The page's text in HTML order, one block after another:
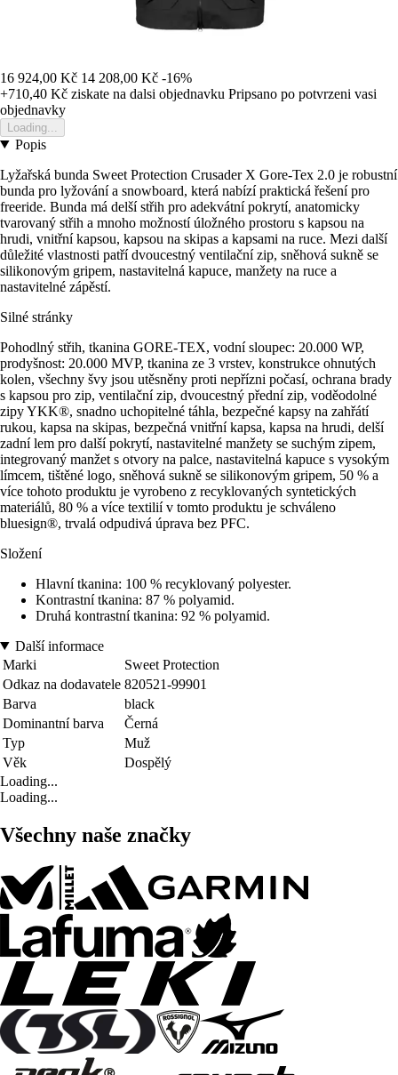
16 924,00 Kč 14 208,00 Kč -16%
+710,40 Kč ziskate na dalsi objednavku Pripsano po potvrzeni vasi
objednavky
Loading...
Popis
Lyžařská bunda Sweet Protection Crusader X Gore-Tex 2.0 je robustní
bunda pro lyžování a snowboard, která nabízí praktická řešení pro
freeride. Bunda má delší střih pro adekvátní pokrytí, anatomicky
tvarovaný střih a mnoho možností úložného prostoru s kapsou na
hrudi, vnitřní kapsou, kapsou na skipas a kapsami na ruce. Mezi další
důležité vlastnosti patří dvoucestný ventilační zip, sněhová sukně se
silikonovým gripem, nastavitelná kapuce, manžety na ruce a
nastavitelné zápěstí.
Silné stránky
Pohodlný střih, tkanina GORE-TEX, vodní sloupec: 20.000 WP,
prodyšnost: 20.000 MVP, tkanina ze 3 vrstev, konstrukce ohnutých
kolen, všechny švy jsou utěsněny proti nepřízni počasí, ochrana brady
s kapsou pro zip, ventilační zip, dvoucestný přední zip, voděodolné
zipy YKK®, snadno uchopitelné táhla, bezpečné kapsy na zahřátí
rukou, kapsa na skipas, bezpečná vnitřní kapsa, kapsa na hrudi, delší
zadní lem pro další pokrytí, nastavitelné manžety se suchým zipem,
integrovaný manžet s otvory na palce, nastavitelná kapuce s vysokým
límcem, tištěné logo, sněhová sukně se silikonovým gripem, 50 % a
více tohoto produktu je vyrobeno z recyklovaných syntetických
materiálů, 80 % a více textilií v tomto produktu je schváleno
bluesign®, trvalá odpudivá úprava bez PFC.
Složení
Hlavní tkanina: 100 % recyklovaný polyester.
Kontrastní tkanina: 87 % polyamid.
Druhá kontrastní tkanina: 92 % polyamid.
Další informace
Marki
Sweet Protection
Odkaz na dodavatele 820521-99901
Barva
black
Dominantní barva
Černá
Typ
Muž
Věk
Dospělý
Loading...
Loading...
Všechny naše značky